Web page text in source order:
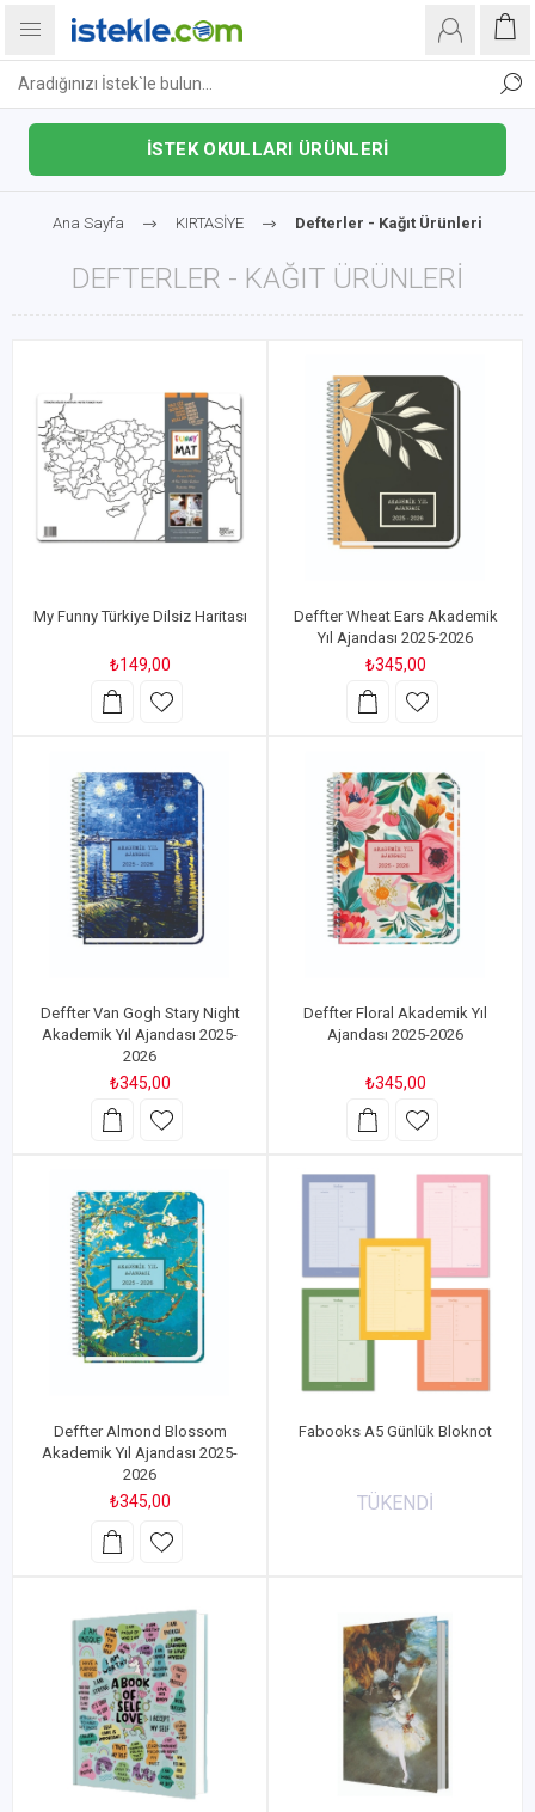
İSTEK OKULLARI ÜRÜNLERİ
Ana Sayfa KIRTASİYE Defterler - Kağıt Ürünleri
DEFTERLER - KAĞIT ÜRÜNLERI
My Funny Türkiye Dilsiz Haritası
₺149,00
Deffter Wheat Ears Akademik
Yıl Ajandası 2025-2026
₺345,00
Deffter Van Gogh Stary Night
Akademik Yıl Ajandası 2025-
2026
₺345,00
Deffter Floral Akademik Yıl
Ajandası 2025-2026
₺345,00
Deffter Almond Blossom
Akademik Yıl Ajandası 2025-
2026
₺345,00
Fabooks A5 Günlük Bloknot
TÜKENDİ